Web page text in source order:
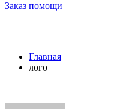
Заказ помощи
Главная
лого